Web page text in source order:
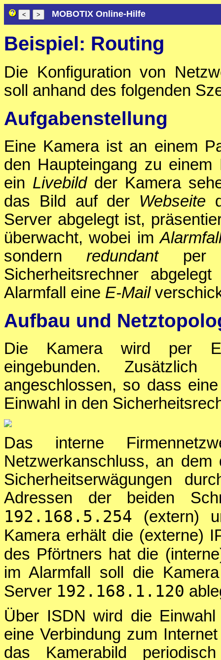
MOBOTIX Online-Hilfe
Beispiel: Routing
Die Konfiguration von
soll anhand des folgenden
Aufgabenstellung
Eine Kamera ist an einem
den Haupteingang zu
ein Livebildder Kamera
das Bild auf der Webseite
Server abgelegt ist,
überwacht, wobei im
sondernredundantper
Sicherheitsrechner
Alarmfall eine E-Mail
Aufbau und
Die Kamera wird per
eingebunden.
angeschlossen, so dass
Einwahl in den
Das interne
Netzwerkanschluss, an
Sicherheitserwägungen
Adressen der beiden
192.168.5.254 (extern)
Kamera erhält die (externe)
des Pförtners hat die
im Alarmfall soll die
Server 192.168.1.120
Über ISDN wird die
eine Verbindung zum
das Kamerabild